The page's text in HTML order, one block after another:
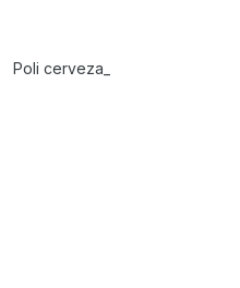
Poli cerveza_